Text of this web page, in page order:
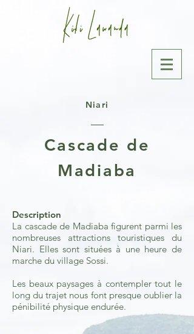
Niari
Cascade de
Madiaba
Description
La cascade de Madiaba figurent parmi les
nombreuses attractions touristiques du
Niari. Elles sont situées à une heure de
marche du village Sossi.
Les beaux paysages à contempler tout le
long du trajet nous font presque oublier la
pénibilité physique endurée.